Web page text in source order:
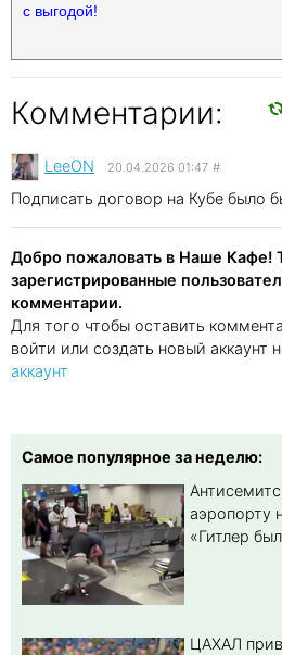
с выгодой!
Комментарии:
LeeON 20.04.2026 01:47 #
Подписать договор на Кубе было
Добро пожаловать в Наше Кафе!
зарегистрированные
комментарии.
Для того чтобы оставить
войти или создать новый аккаунт
аккаунт
Самое популярное за неделю:
аэропорту
«Гитлер
ЦАХАЛ